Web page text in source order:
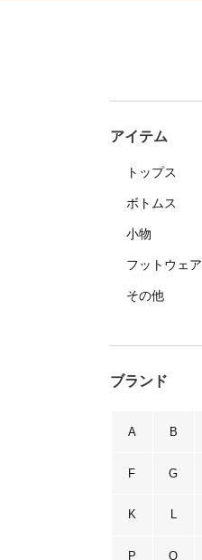
アイテム
トップス
ボトムス
小物
フットウェア
その他
ブランド
A B
F G
K L
P Q